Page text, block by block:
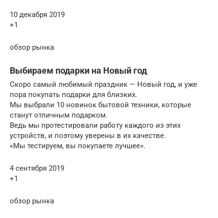
10 декабря 2019
+1
обзор рынка
Выбираем подарки на Новый год
Скоро самый любимый праздник — Новый год, и уже
пора покупать подарки для близких.
Мы выбрали 10 новинок бытовой техники, которые
станут отличным подарком.
Ведь мы протестировали работу каждого из этих
устройств, и поэтому уверены в их качестве.
«Мы тестируем, вы покупаете лучшее».
4 сентября 2019
+1
обзор рынка